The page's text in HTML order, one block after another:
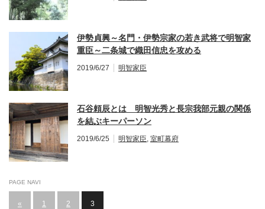
伊勢貞興～名門・伊勢宗家の若き武将で明智家
重臣～二条城で織田信忠を攻める
2019/6/27 明智家臣
石谷頼辰とは 明智光秀と長宗我部元親の関係
を結ぶキーパーソン
2019/6/25 明智家臣, 室町幕府
PAGE NAVI
« 1 2 3